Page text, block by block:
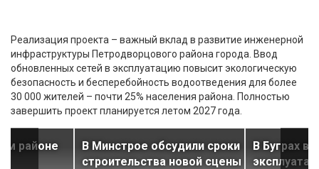
Реализация проекта – важный вклад в развитие инженерной
инфраструктуры Петродворцового района города. Ввод
обновленных сетей в эксплуатацию повысит экологическую
безопасность и бесперебойность водоотведения для более
30 000 жителей – почти 25% населения района. Полностью
завершить проект планируется летом 2027 года.
районе
В Минстрое обсудили сроки
строительства новой сцены
В Буграх